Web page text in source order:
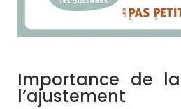
Importance de
l’ajustement